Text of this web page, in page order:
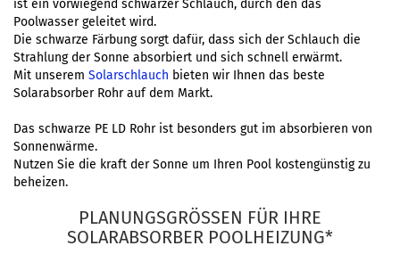
ist ein vorwiegend schwarzer Schlauch, durch den das
Poolwasser geleitet wird.
Die schwarze Färbung sorgt dafür, dass sich der Schlauch die
Strahlung der Sonne absorbiert und sich schnell erwärmt.
Mit unserem Solarschlauch bieten wir Ihnen das beste
Solarabsorber Rohr auf dem Markt.
Das schwarze PE LD Rohr ist besonders gut im absorbieren von
Sonnenwärme.
Nutzen Sie die kraft der Sonne um Ihren Pool kostengünstig zu
beheizen.
PLANUNGSGRÖSSEN FÜR IHRE S
OLARABSORBER POOLHEIZUNG*